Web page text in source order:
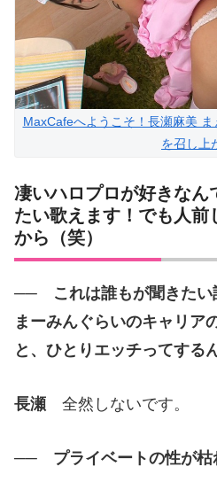
MaxCafeへようこそ！長瀬麻美
を召し上
凄いハロプロが好きなん
たい歌えます！でも人前
から（笑）
── これは誰もが聞きたい
まーみんぐらいのキャリア
と、ひとりエッチってする
長瀬 全然しないです。
── プライベートの性が枯